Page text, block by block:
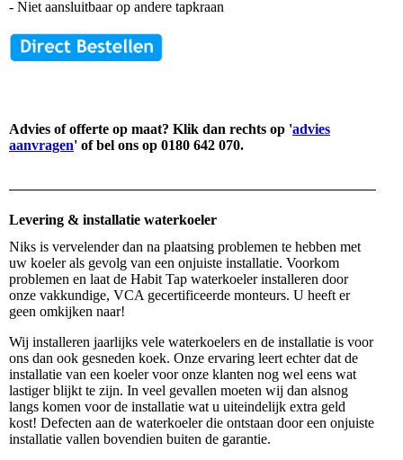
- Niet aansluitbaar op andere tapkraan
Advies of offerte op maat? Klik dan rechts op 'advies
aanvragen' of bel ons op 0180 642 070.
Levering & installatie waterkoeler
Niks is vervelender dan na plaatsing problemen te hebben met
uw koeler als gevolg van een onjuiste installatie. Voorkom
problemen en laat de Habit Tap waterkoeler installeren door
onze vakkundige, VCA gecertificeerde monteurs. U heeft er
geen omkijken naar!
Wij installeren jaarlijks vele waterkoelers en de installatie is voor
ons dan ook gesneden koek. Onze ervaring leert echter dat de
installatie van een koeler voor onze klanten nog wel eens wat
lastiger blijkt te zijn. In veel gevallen moeten wij dan alsnog
langs komen voor de installatie wat u uiteindelijk extra geld
kost! Defecten aan de waterkoeler die ontstaan door een onjuiste
installatie vallen bovendien buiten de garantie.